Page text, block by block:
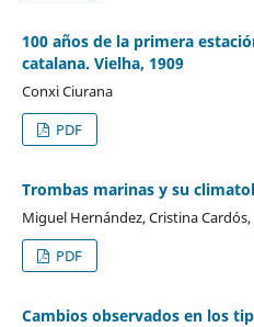
100 años de la primera
catalana. Vielha, 1909
Conxi Ciurana
PDF
Trombas marinas y su
Miguel Hernández, Cristina
PDF
Cambios observados en los